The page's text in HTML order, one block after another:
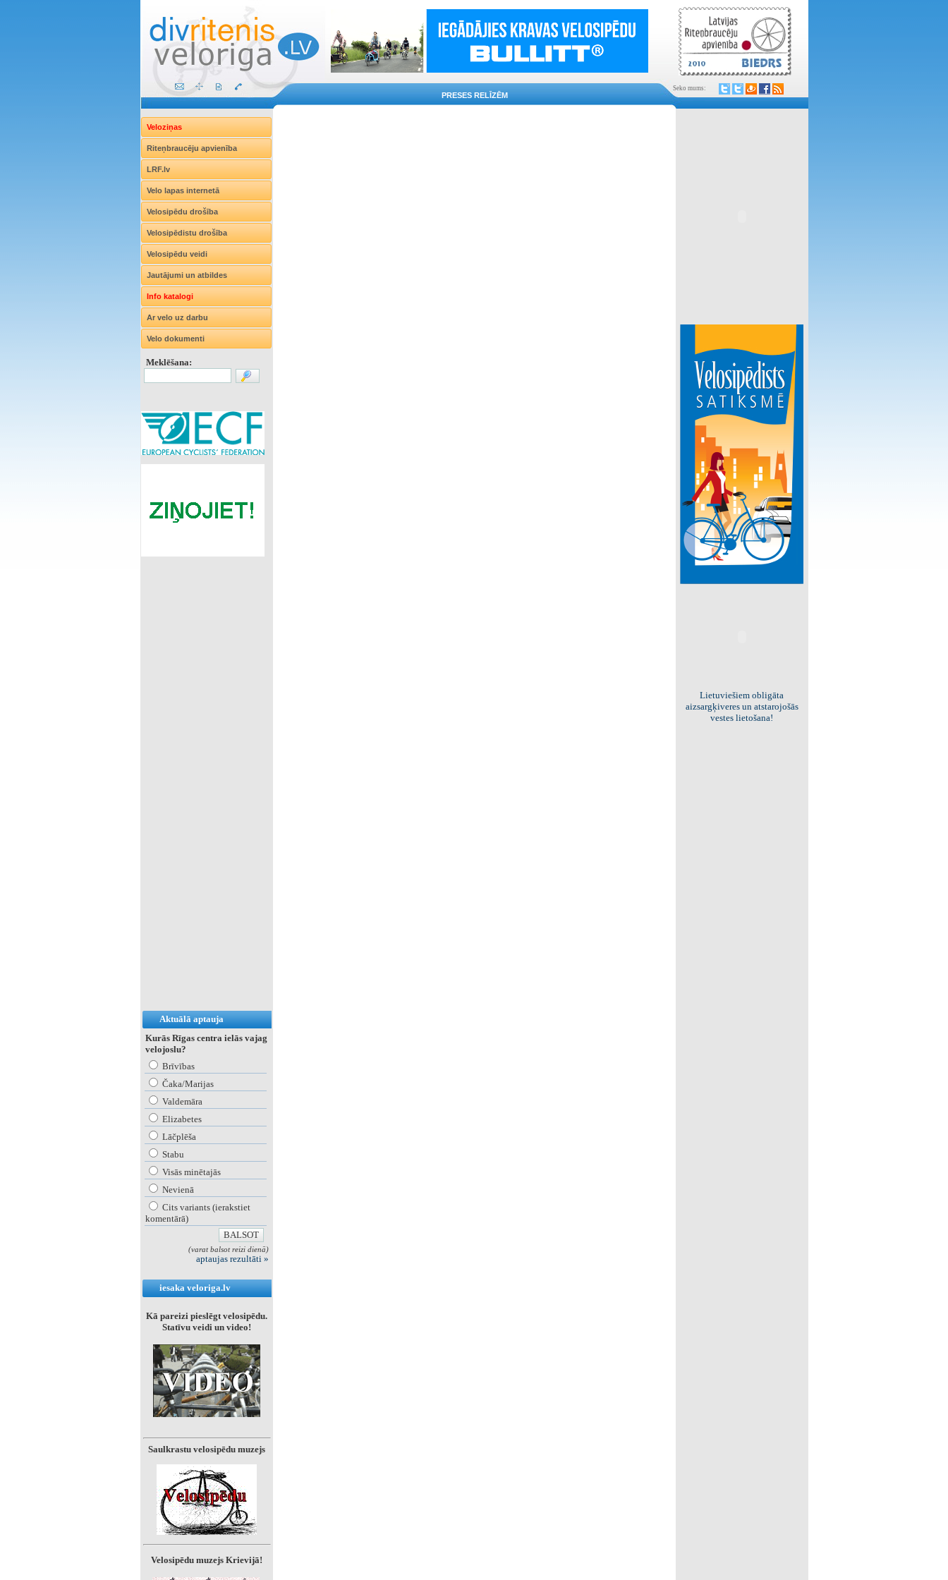
PRESES RELĪZĒM
Seko mums:
Veloziņas
Riteņbraucēju apvienība
LRF.lv
Velo lapas internetā
Velosipēdu drošība
Velosipēdistu drošība
Velosipēdu veidi
Jautājumi un atbildes
Info katalogi
Ar velo uz darbu
Velo dokumenti
Meklēšana:
Aktuālā aptauja
Kurās Rīgas centra ielās vajag
velojoslu?
Brīvības
Čaka/Marijas
Valdemāra
Elizabetes
Lāčplēša
Stabu
Visās minētajās
Nevienā
Cits variants (ierakstiet
komentārā)
(varat balsot reizi dienā)
aptaujas rezultāti »
iesaka veloriga.lv
Kā pareizi pieslēgt velosipēdu.
Statīvu veidi un video!
Saulkrastu velosipēdu muzejs
Velosipēdu muzejs Krievijā!
Viss par "Kritisko masu"!
Kolekcionējam saites uz resursiem
internetā!